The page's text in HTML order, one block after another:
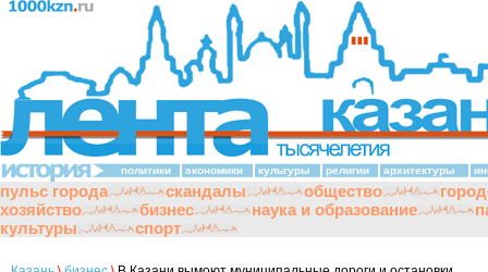
политики экономики культуры религии архитектуры
пульс города скандалы общество
хозяйство
бизнес наука и образование
культуры
спорт